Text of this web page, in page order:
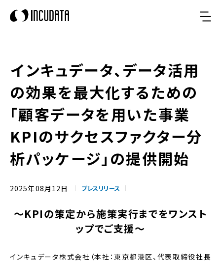
インキュデータ、データ活用
の効果を最大化するための
「顧客データを用いた事業
KPIのサクセスファクター分
析パッケージ」の提供開始
2025年08月12日 プレスリリース
〜KPIの策定から施策実行までをワンスト
ップでご支援〜
インキュデータ株式会社（本社：東京都港区、代表取締役社長